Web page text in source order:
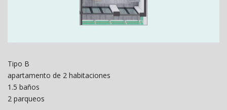
Tipo B
apartamento de 2 habitaciones
1.5 baños
2 parqueos